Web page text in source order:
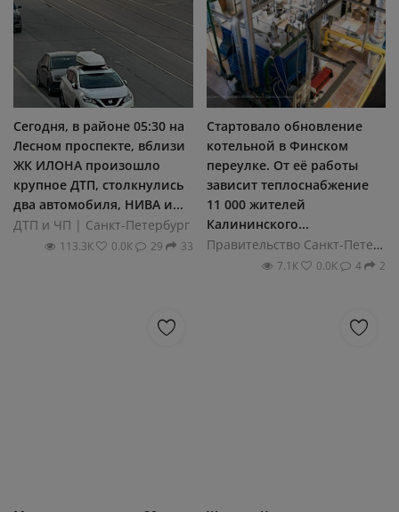
Сегодня, в районе 05:30 на
Лесном проспекте, вблизи
ЖК ИЛОНА произошло
крупное ДТП, столкнулись
два автомобиля, НИВА и...
ДТП и ЧП | Санкт-Петербург
113.3К 0.0К 29 33
Стартовало обновление
котельной в Финском
переулке. От её работы
зависит теплоснабжение
11 000 жителей
Калининского...
Правительство Санкт-Петербурга
7.1К 0.0К 4 2